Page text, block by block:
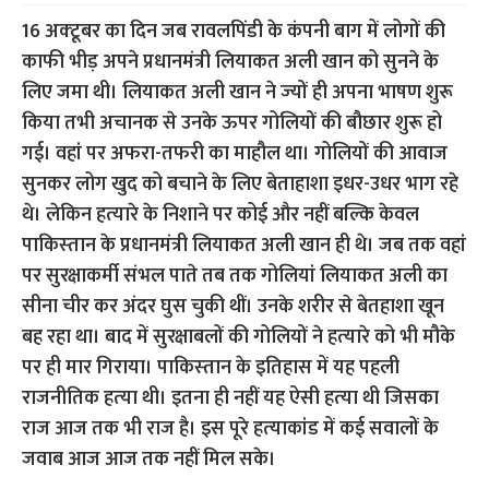
16 अक्‍टूबर का दिन जब रावलपिंडी के कंपनी बाग में लोगों की
काफी भीड़ अपने प्रधानमंत्री लियाकत अली खान को सुनने के
लिए जमा थी। लियाकत अली खान ने ज्‍यों ही अपना भाषण शुरू
किया तभी अचानक से उनके ऊपर गोलियों की बौछार शुरू हो
गई। वहां पर अफरा-तफरी का माहौल था। गोलियों की आवाज
सुनकर लोग खुद को बचाने के लिए बेताहाशा इधर-उधर भाग रहे
थे। लेकिन हत्‍यारे के निशाने पर कोई और नहीं बल्कि केवल
पाकिस्‍तान के प्रधानमंत्री लियाकत अली खान ही थे। जब तक वहां
पर सुरक्षाकर्मी संभल पाते तब तक गोलियां लियाकत अली का
सीना चीर कर अंदर घुस चुकी थीं। उनके शरीर से बेतहाशा खून
बह रहा था। बाद में सुरक्षाबलों की गोलियों ने हत्‍यारे को भी मौके
पर ही मार गिराया। पाकिस्‍तान के इतिहास में यह पहली
राजनीतिक हत्‍या थी। इतना ही नहीं यह ऐसी हत्‍या थी जिसका
राज आज तक भी राज है। इस पूरे हत्‍याकांड में कई सवालों के
जवाब आज आज तक नहीं मिल सके।